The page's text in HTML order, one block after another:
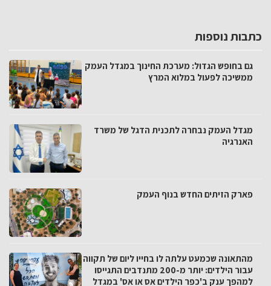
כתבות נוספות
גם בחופש הגדול: מערכת החינוך במגדל העמק
ממשיכה לפעול במלוא המרץ
מגדל העמק נבחרה לתכנית הדגל של משרד
האנרגיה
פארק הזיתים החדש בנוף העמק
מהתאונה שכמעט עלתה לו בחייו ליום של תקווה
עבור הילדים: יותר מ-200 מתנדבים התגייסו
למהפך ענק ב'כפר הילדים אס או אס' במגדל